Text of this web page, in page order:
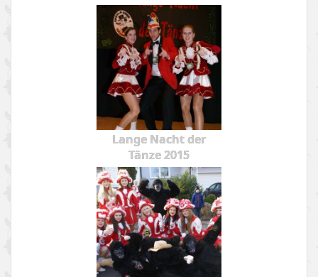
Lange Nacht der
Tänze 2015